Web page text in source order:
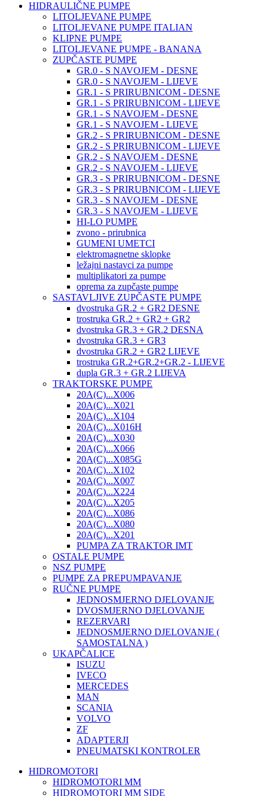
HIDRAULIČNE PUMPE
LITOLJEVANE PUMPE
LITOLJEVANE PUMPE ITALIAN
KLIPNE PUMPE
LITOLJEVANE PUMPE - BANANA
ZUPČASTE PUMPE
GR.0 - S NAVOJEM - DESNE
GR.0 - S NAVOJEM - LIJEVE
GR.1 - S PRIRUBNICOM - DESNE
GR.1 - S PRIRUBNICOM - LIJEVE
GR.1 - S NAVOJEM - DESNE
GR.1 - S NAVOJEM - LIJEVE
GR.2 - S PRIRUBNICOM - DESNE
GR.2 - S PRIRUBNICOM - LIJEVE
GR.2 - S NAVOJEM - DESNE
GR.2 - S NAVOJEM - LIJEVE
GR.3 - S PRIRUBNICOM - DESNE
GR.3 - S PRIRUBNICOM - LIJEVE
GR.3 - S NAVOJEM - DESNE
GR.3 - S NAVOJEM - LIJEVE
HI-LO PUMPE
zvono - prirubnica
GUMENI UMETCI
elektromagnetne sklopke
ležajni nastavci za pumpe
multiplikatori za pumpe
oprema za zupčaste pumpe
SASTAVLJIVE ZUPČASTE PUMPE
dvostruka GR.2 + GR2 DESNE
trostruka GR.2 + GR2 + GR2
dvostruka GR.3 + GR.2 DESNA
dvostruka GR.3 + GR3
dvostruka GR.2 + GR2 LIJEVE
trostruka GR.2+GR.2+GR.2 - LIJEVE
dupla GR.3 + GR.2 LIJEVA
TRAKTORSKE PUMPE
20A(C)...X006
20A(C)...X021
20A(C)...X104
20A(C)...X016H
20A(C)...X030
20A(C)...X066
20A(C)...X085G
20A(C)...X102
20A(C)...X007
20A(C)...X224
20A(C)...X205
20A(C)...X086
20A(C)...X080
20A(C)...X201
PUMPA ZA TRAKTOR IMT
OSTALE PUMPE
NSZ PUMPE
PUMPE ZA PREPUMPAVANJE
RUČNE PUMPE
JEDNOSMJERNO DJELOVANJE
DVOSMJERNO DJELOVANJE
REZERVARI
JEDNOSMJERNO DJELOVANJE (
SAMOSTALNA )
UKAPČALICE
ISUZU
IVECO
MERCEDES
MAN
SCANIA
VOLVO
ZF
ADAPTERJI
PNEUMATSKI KONTROLER
HIDROMOTORI
HIDROMOTORI MM
HIDROMOTORI MM SIDE